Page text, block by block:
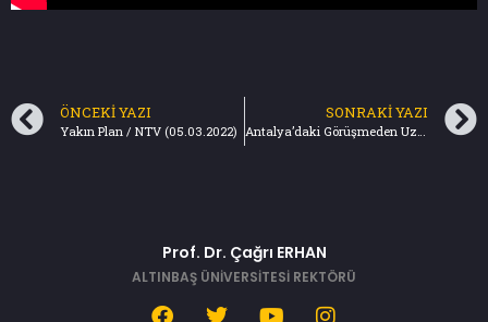
ÖNCEKI YAZI
Yakın Plan / NTV (05.03.2022)
SONRAKI YAZI
Prof. Dr. Çağrı ERHAN
ALTINBAŞ ÜNİVERSİTESİ REKTÖRÜ